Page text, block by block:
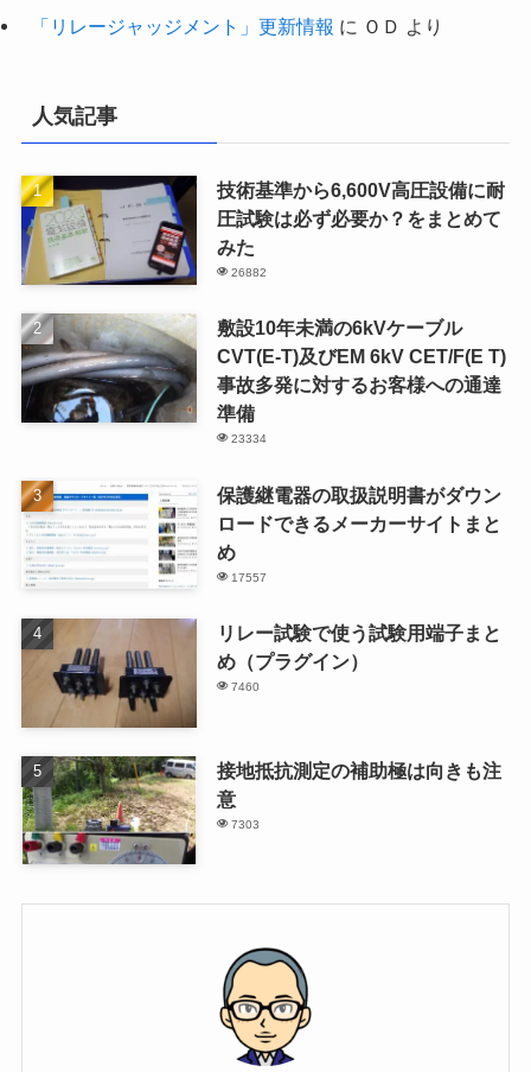
「リレージャッジメント」更新情報 に ＯＤ より
人気記事
技術基準から6,600V高圧設備に耐
圧試験は必ず必要か？をまとめて
みた
26882
敷設10年未満の6kVケーブル
CVT(E-T)及びEM 6kV CET/F(E T)
事故多発に対するお客様への通達
準備
23334
保護継電器の取扱説明書がダウン
ロードできるメーカーサイトまと
め
17557
リレー試験で使う試験用端子まと
め（プラグイン）
7460
接地抵抗測定の補助極は向きも注
意
7303